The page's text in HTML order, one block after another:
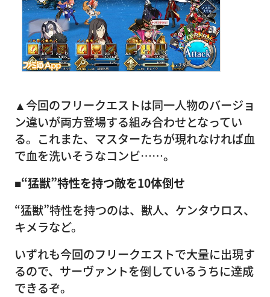
▲今回のフリークエストは同一人物のバージョ
ン違いが両方登場する組み合わせとなってい
る。これまた、マスターたちが現れなければ血
で血を洗いそうなコンビ……。
■“猛獣”特性を持つ敵を10体倒せ
“猛獣”特性を持つのは、獣人、ケンタウロス、
キメラなど。
いずれも今回のフリークエストで大量に出現す
るので、サーヴァントを倒しているうちに達成
できるぞ。